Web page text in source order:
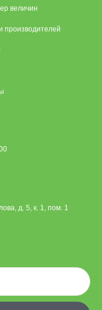
величин
производителей
д. 5, к. 1, пом. 1